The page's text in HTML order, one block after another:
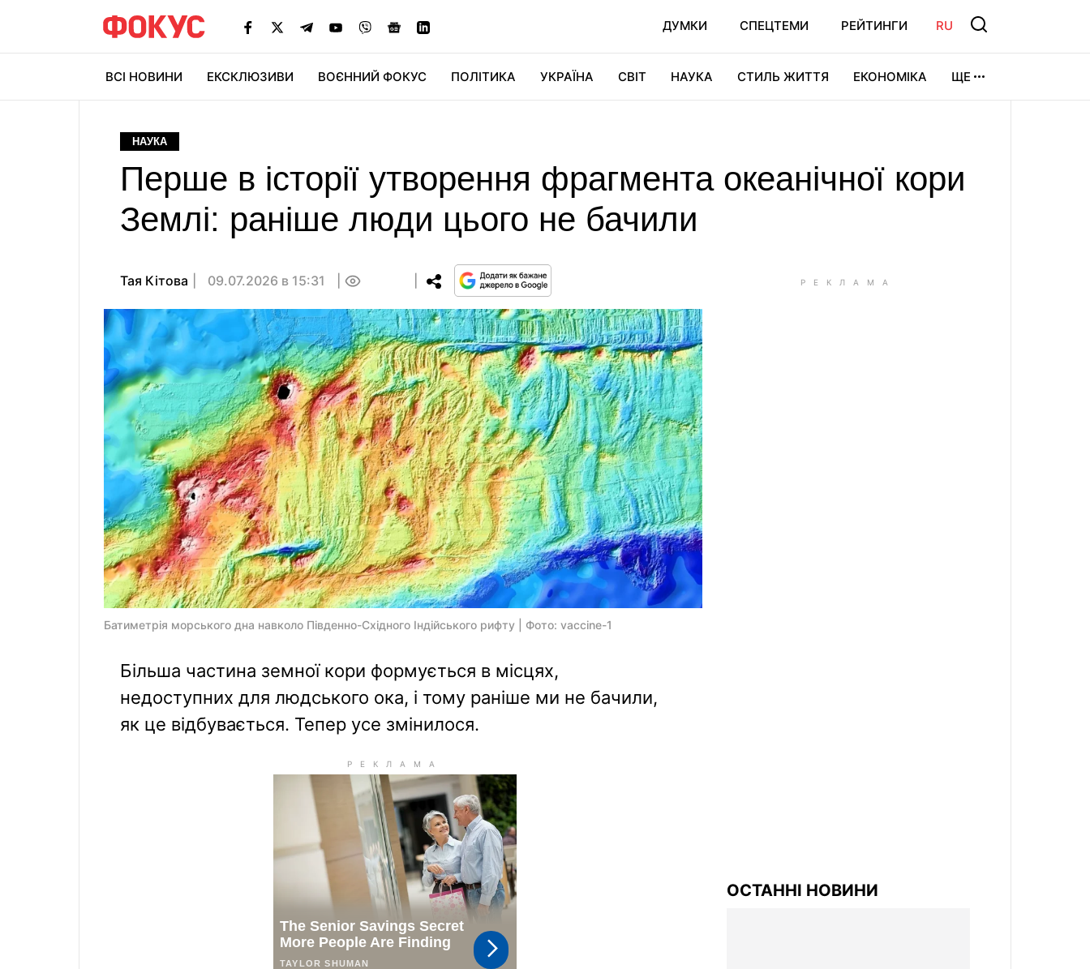
ДУМКИ СПЕЦТЕМИ РЕЙТИНГИ RU
ВСІ НОВИНИ ЕКСКЛЮЗИВИ ВОЄННИЙ ФОКУС ПОЛІТИКА УКРАЇНА СВІТ НАУКА СТИЛЬ ЖИТТЯ ЕКОНОМІКА ЩЕ
НАУКА
Перше в історії утворення фрагмента океанічної кори
Землі: раніше люди цього не бачили
Тая Кітова 09.07.2026 в 15:31
Батиметрія морського дна навколо Південно-Східного Індійського рифту | Фото: vaccine-1
Більша частина земної кори формується в місцях,
недоступних для людського ока, і тому раніше ми не бачили,
як це відбувається. Тепер усе змінилося.
ОСТАННІ НОВИНИ